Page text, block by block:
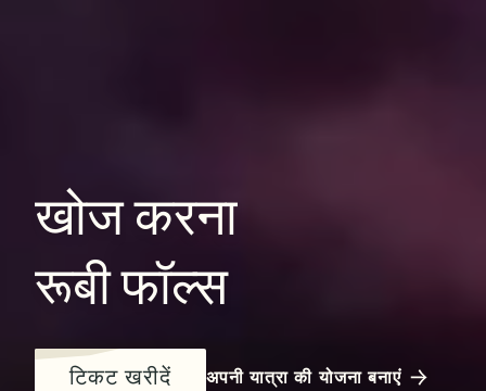
खोजकरना
रूबीफॉल्स
टिकट खरीदें अपनी यात्रा की योजना बनाएं